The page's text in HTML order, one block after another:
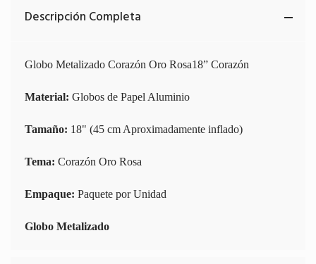
Descripción Completa
Globo Metalizado Corazón Oro Rosa18” Corazón
Material: Globos de Papel Aluminio
Tamaño: 18" (45 cm Aproximadamente inflado)
Tema: Corazón Oro Rosa
Empaque: Paquete por Unidad
Globo Metalizado